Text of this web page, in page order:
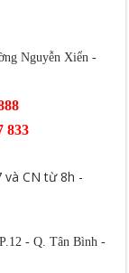
Nguyễn Xiển -
833
CN từ 8h -
- Q. Tân Bình -